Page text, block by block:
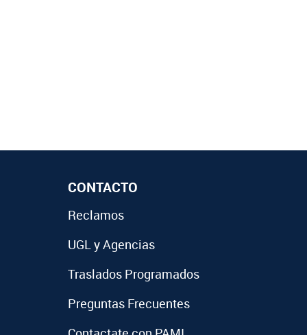
CONTACTO
Reclamos
UGL y Agencias
Traslados Programados
Preguntas Frecuentes